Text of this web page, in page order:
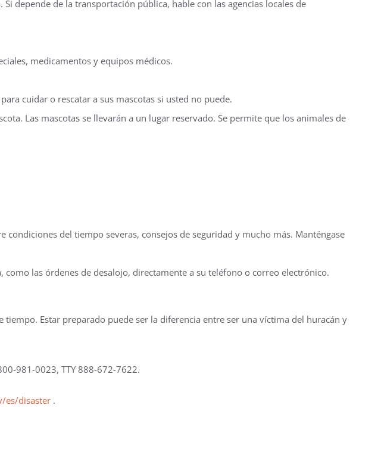
depende de la transportación pública, hable con las agencias locales de
medicamentos y equipos médicos.
cuidar o rescatar a sus mascotas si usted no puede.
Las mascotas se llevarán a un lugar reservado. Se permite que los animales de
del tiempo severas, consejos de seguridad y mucho más. Manténgase
las órdenes de desalojo, directamente a su teléfono o correo electrónico.
Estar preparado puede ser la diferencia entre ser una víctima del huracán y
981-0023, TTY 888-672-7622.
es/disaster .